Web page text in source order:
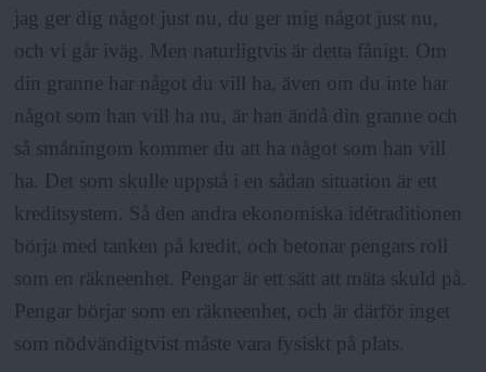
jag ger dig något just nu, du ger mig något just nu,
och vi går iväg. Men naturligtvis är detta fånigt. Om
din granne har något du vill ha, även om du inte har
något som han vill ha nu, är han ändå din granne och
så småningom kommer du att ha något som han vill
ha. Det som skulle uppstå i en sådan situation är ett
kreditsystem. Så den andra ekonomiska idétraditionen
börja med tanken på kredit, och betonar pengars roll
som en räkneenhet. Pengar är ett sätt att mäta skuld på.
Pengar börjar som en räkneenhet, och är därför inget
som nödvändigtvist måste vara fysiskt på plats.